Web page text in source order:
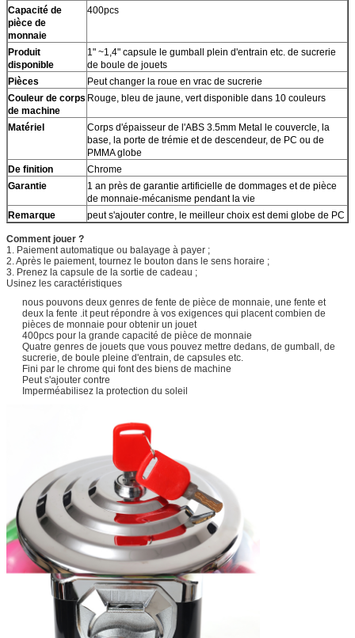
Capacité de
pièce de
monnaie
400pcs
Produit
disponible
1" ~1,4" capsule le gumball plein d'entrain etc. de sucrerie
de boule de jouets
Pièces
Peut changer la roue en vrac de sucrerie
Couleur de corps
de machine
Rouge, bleu de jaune, vert disponible dans 10 couleurs
Matériel
Corps d'épaisseur de l'ABS 3.5mm Metal le couvercle, la
base, la porte de trémie et de descendeur, de PC ou de
PMMA globe
De finition
Chrome
Garantie
1 an près de garantie artificielle de dommages et de pièce
de monnaie-mécanisme pendant la vie
Remarque
peut s'ajouter contre, le meilleur choix est demi globe de PC
Comment jouer ?
1. Paiement automatique ou balayage à payer ;
2.Après le paiement, tournez le bouton dans le sens horaire ;
3. Prenez la capsule de la sortie de cadeau ;
Usinez les caractéristiques
nous pouvons deux genres de fente de pièce de monnaie, une fente et
deux la fente .it peut répondre à vos exigences qui placent combien de
pièces de monnaie pour obtenir un jouet
400pcs pour la grande capacité de pièce de monnaie
Quatre genres de jouets que vous pouvez mettre dedans, de gumball, de
sucrerie, de boule pleine d'entrain, de capsules etc.
Fini par le chrome qui font des biens de machine
Peut s'ajouter contre
Imperméabilisez la protection du soleil